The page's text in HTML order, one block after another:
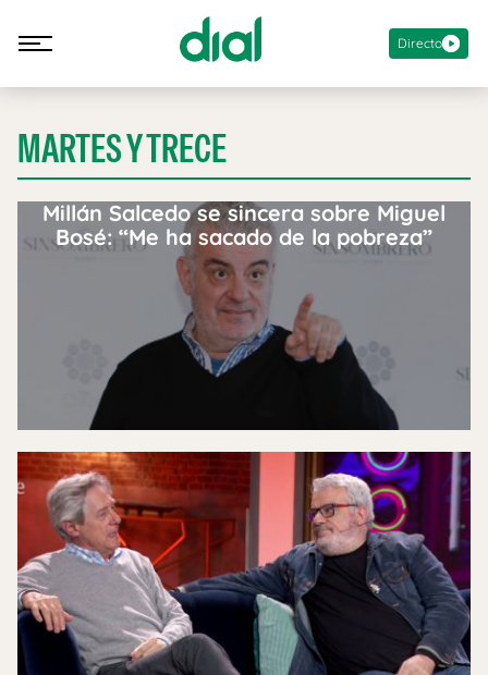
Directo
MARTES Y TRECE
Millán Salcedo se sincera sobre Miguel
Bosé: “Me ha sacado de la pobreza”